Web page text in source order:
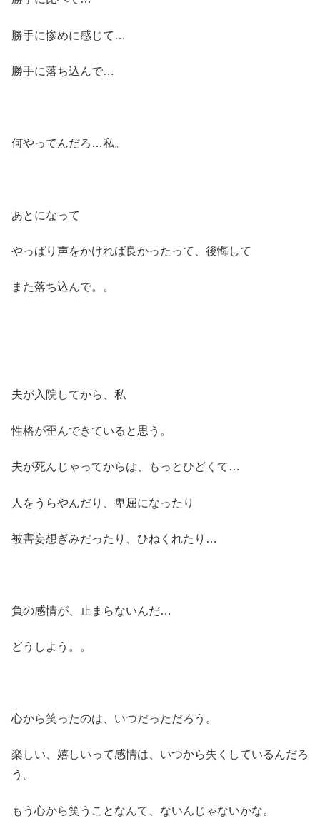
勝手に惨めに感じて…
勝手に落ち込んで…
何やってんだろ…私。
あとになって
やっぱり声をかければ良かったって、後悔して
また落ち込んで。。
夫が入院してから、私
性格が歪んできていると思う。
夫が死んじゃってからは、もっとひどくて…
人をうらやんだり、卑屈になったり
被害妄想ぎみだったり、ひねくれたり…
負の感情が、止まらないんだ…
どうしよう。。
心から笑ったのは、いつだっただろう。
楽しい、嬉しいって感情は、いつから失くしているんだろ
う。
もう心から笑うことなんて、ないんじゃないかな。